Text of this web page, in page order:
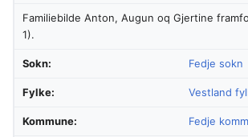
Familiebilde Anton, Augun oq Gjertine
1).
Sokn: Fedje sokn
Fylke: Vestland
Kommune: Fedje